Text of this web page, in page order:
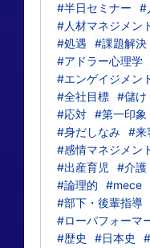
#半日セミナー
#
#人材マネジメン
#処遇
#課題解決
#アドラー心理学
#エンゲイジメン
#全社目標 #儲け
#応対 #第一印象
#身だしなみ #来
#感情マネジメン
#出産育児
#介護
#論理的
#mece
#部下・後輩指導
#ローパフォーマ
#歴史
#日本史